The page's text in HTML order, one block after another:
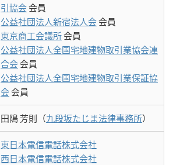
引協会会員
公益社団法人新宿法人会会員
東京商工会議所会員
公益社団法人全国宅地建物取引業協会連
合会会員
公益社団法人全国宅地建物取引業保証協
会会員
田隝 芳則（九段坂たじま法律事務所）
東日本電信電話株式会社
西日本電信電話株式会社